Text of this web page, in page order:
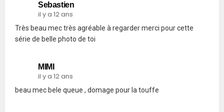
Sebastien
il y a 12 ans
Très beau mec très agréable à regarder merci pour cette
série de belle photo de toi
MIMI
il y a 12 ans
beau mec bele queue , domage pour la touffe